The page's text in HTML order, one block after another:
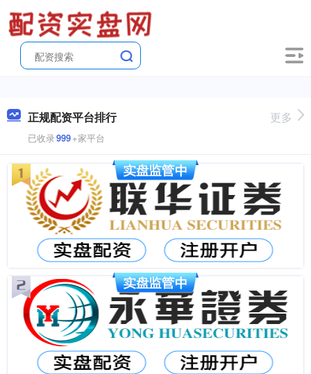
正规配资平台排行
已收录999+家平台
更多